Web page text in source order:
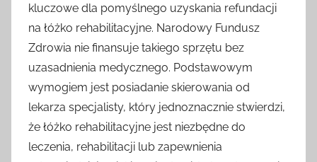
kluczowe dla pomyślnego uzyskania refundacji
na łóżko rehabilitacyjne. Narodowy Fundusz
Zdrowia nie finansuje takiego sprzętu bez
uzasadnienia medycznego. Podstawowym
wymogiem jest posiadanie skierowania od
lekarza specjalisty, który jednoznacznie stwierdzi,
że łóżko rehabilitacyjne jest niezbędne do
leczenia, rehabilitacji lub zapewnienia